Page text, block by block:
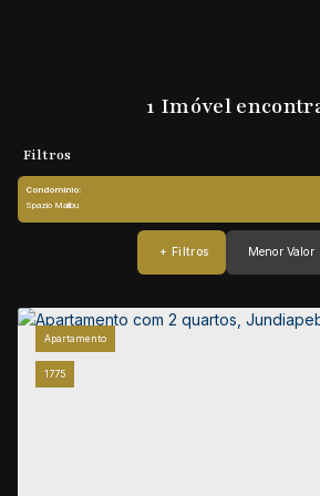
1 Imóvel
Condomínio:
1775
Apartamento